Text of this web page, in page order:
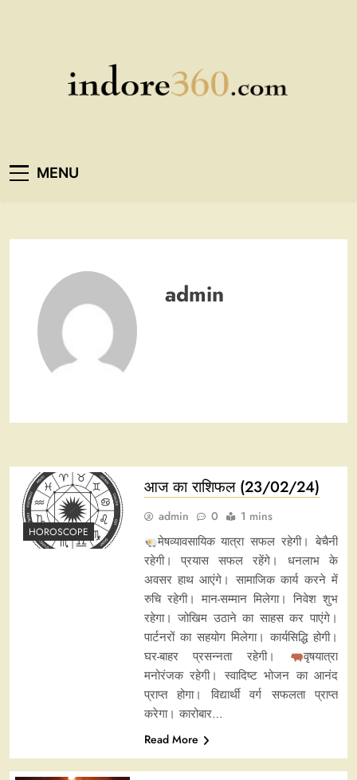
Indore360
MENU
admin
HOROSCOPE
आज का राशिफल (23/02/24)
admin 0 1 mins
मेषव्यावसायिक यात्रा सफल रहेगी। बेचैनी
रहेगी। प्रयास सफल रहेंगे। धनलाभ के
अवसर हाथ आएंगे। सामाजिक कार्य करने में
रुचि रहेगी। मान-सम्मान मिलेगा। निवेश शुभ
रहेगा। जोखिम उठाने का साहस कर पाएंगे।
पार्टनरों का सहयोग मिलेगा। कार्यसिद्धि होगी।
घर-बाहर प्रसन्नता रहेगी।
वृषयात्रा
मनोरंजक रहेगी। स्वादिष्ट भोजन का आनंद
प्राप्त होगा। विद्यार्थी वर्ग सफलता प्राप्त
करेगा। कारोबार…
Read More